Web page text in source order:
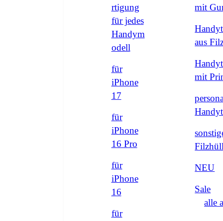
rtigung
für jedes
Handym
odell
für
iPhone
17
für
iPhone
16 Pro
für
iPhone
16
für
mit
aus
mit
NEU
Sale
alle